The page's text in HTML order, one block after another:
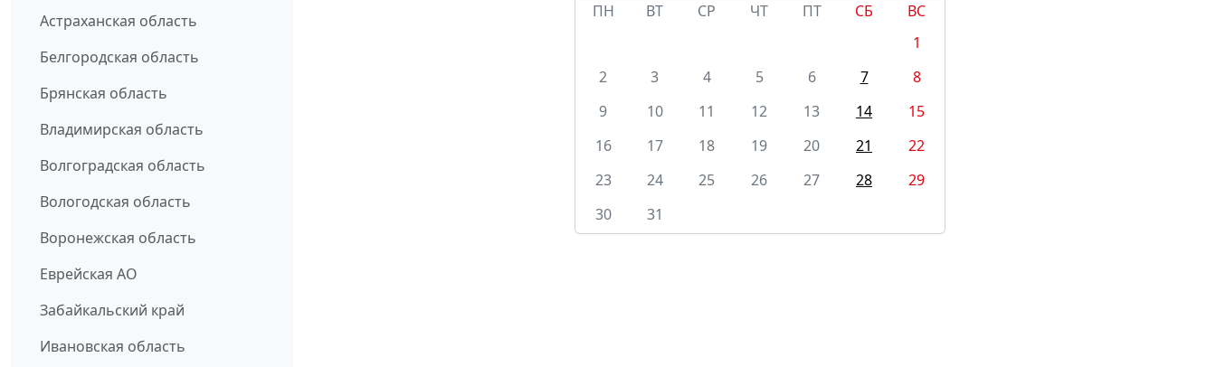
Астраханская область
Белгородская область
Брянская область
Владимирская область
Волгоградская область
Вологодская область
Воронежская область
Еврейская АО
Забайкальский край
Ивановская область
ПН
ВТ СР ЧТ ПТ СБ
ВС
1
2
3 4 5 6 7
8
9
10 11 12 13 14
15
16
17 18 19 20 21
22
23
24 25 26 27 28
29
30
31